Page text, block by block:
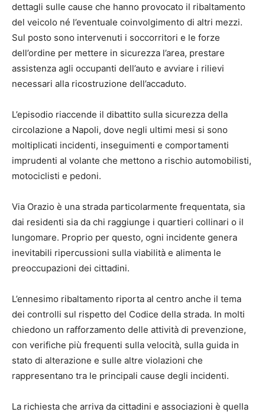
dettagli sulle cause che hanno provocato il ribaltamento
del veicolo né l’eventuale coinvolgimento di altri mezzi.
Sul posto sono intervenuti i soccorritori e le forze
dell’ordine per mettere in sicurezza l’area, prestare
assistenza agli occupanti dell’auto e avviare i rilievi
necessari alla ricostruzione dell’accaduto.
L’episodio riaccende il dibattito sulla sicurezza della
circolazione a Napoli, dove negli ultimi mesi si sono
moltiplicati incidenti, inseguimenti e comportamenti
imprudenti al volante che mettono a rischio automobilisti,
motociclisti e pedoni.
Via Orazio è una strada particolarmente frequentata, sia
dai residenti sia da chi raggiunge i quartieri collinari o il
lungomare. Proprio per questo, ogni incidente genera
inevitabili ripercussioni sulla viabilità e alimenta le
preoccupazioni dei cittadini.
L’ennesimo ribaltamento riporta al centro anche il tema
dei controlli sul rispetto del Codice della strada. In molti
chiedono un rafforzamento delle attività di prevenzione,
con verifiche più frequenti sulla velocità, sulla guida in
stato di alterazione e sulle altre violazioni che
rappresentano tra le principali cause degli incidenti.
La richiesta che arriva da cittadini e associazioni è quella